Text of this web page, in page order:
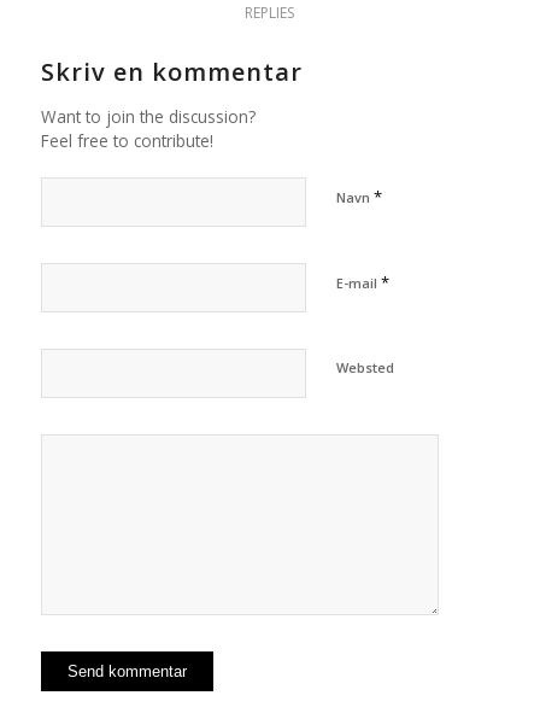
REPLIES
Skriv en kommentar
Want to join the discussion?
Feel free to contribute!
Navn *
E-mail *
Websted